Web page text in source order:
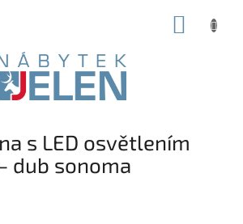
s LED osvětlením
dub sonoma